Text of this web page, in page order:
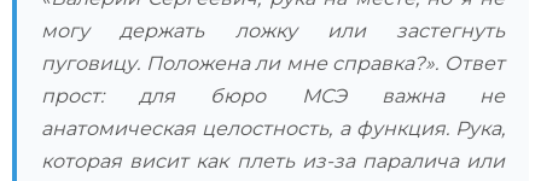
могу держать ложку или застегнуть
пуговицу. Положена ли мне справка?». Ответ
прост: для бюро МСЭ важна не
анатомическая целостность, а функция. Рука,
которая висит как плеть из-за паралича или